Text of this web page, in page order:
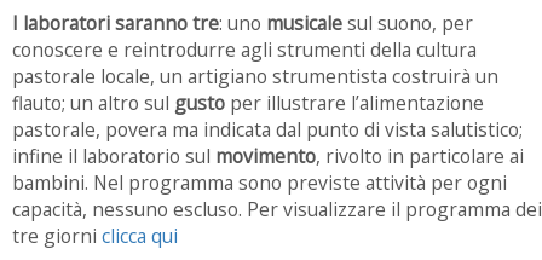
I laboratori saranno tre: uno musicalesul suono, per
conoscere e reintrodurre agli strumenti della cultura
pastorale locale, un artigiano strumentista costruirà un
flauto; un altro sul gusto per illustrare l’alimentazione
pastorale, povera ma indicata dal punto di vista salutistico;
infine il laboratorio sul movimento, rivolto in particolare ai
bambini. Nel programma sono previste attività per ogni
capacità, nessuno escluso. Per visualizzare il programma dei
tre giorni clicca qui